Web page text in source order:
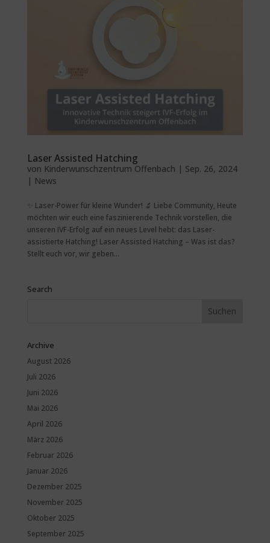
Laser Assisted Hatching
von Kinderwunschzentrum Offenbach | Sep. 26, 2024
| News
✨ Laser-Power für kleine Wunder! 🔬 Liebe Community, Heute
möchten wir euch eine faszinierende Technik vorstellen, die
unseren IVF-Erfolg auf ein neues Level hebt: das Laser-
assistierte Hatching! Laser Assisted Hatching – Was ist das?
Stellt euch vor, wir geben...
Search
Archive
August 2026
Juli 2026
Juni 2026
Mai 2026
April 2026
März 2026
Februar 2026
Januar 2026
Dezember 2025
November 2025
Oktober 2025
September 2025